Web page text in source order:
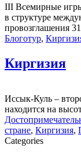
III Всемирные
в структуре
провозглашения
Блоготур,
Киргизия
Иссык-Куль –
находится на
стране, Киргизия,
Categories